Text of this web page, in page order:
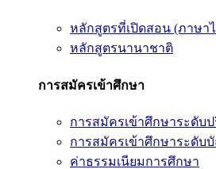
หลักสูตรที่เปิดสอน (ภาษา
หลักสูตรนานาชาติ
การสมัครเข้าศึกษา
การสมัครเข้าศึกษาระดั
การสมัครเข้าศึกษาระดับ
ค่าธรรมเนียมการศึกษา